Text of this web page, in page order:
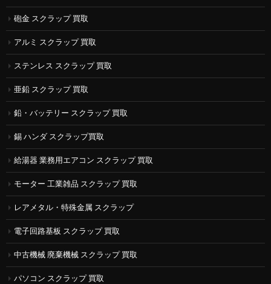
砲金 スクラップ 買取
アルミ スクラップ 買取
ステンレス スクラップ 買取
亜鉛 スクラップ 買取
鉛・バッテリー スクラップ 買取
錫 ハンダ スクラップ買取
給湯器 業務用エアコン スクラップ 買取
モーター 工業雑品 スクラップ 買取
レアメタル・特殊金属 スクラップ
電子回路基板 スクラップ 買取
中古機械 廃棄機械 スクラップ 買取
パソコン スクラップ 買取